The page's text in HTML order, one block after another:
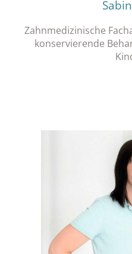
Zahnmedizinische
konservierende